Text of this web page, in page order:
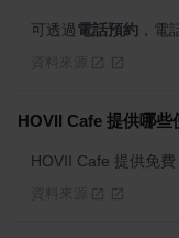
可透過電話預約 ，電
HOVII Cafe 提供哪些
HOVII Cafe 提供免費